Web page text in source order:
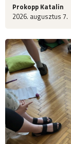
Prokopp Katalin
2026. augusztus 7.